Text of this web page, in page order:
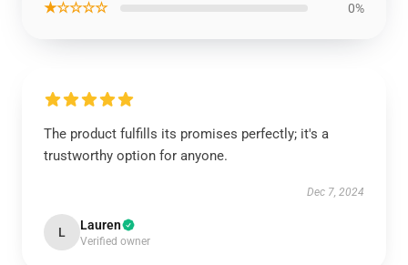
★☆☆☆☆ 0%
The product fulfills its promises perfectly; it's a
trustworthy option for anyone.
Dec 7, 2024
L Lauren
Verified owner